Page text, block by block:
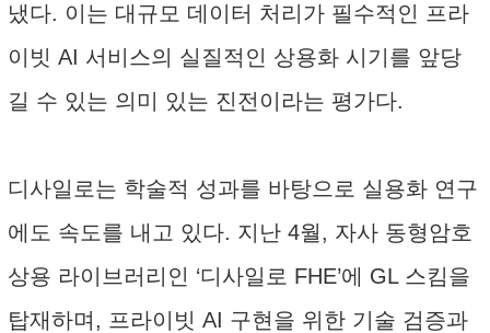
냈다. 이는 대규모 데이터 처리가 필수적인 프라
이빗 AI 서비스의 실질적인 상용화 시기를 앞당
길 수 있는 의미 있는 진전이라는 평가다.
디사일로는 학술적 성과를 바탕으로 실용화 연구
에도 속도를 내고 있다. 지난 4월, 자사 동형암호
상용 라이브러리인 ‘디사일로 FHE’에 GL 스킴을
탑재하며, 프라이빗 AI 구현을 위한 기술 검증과